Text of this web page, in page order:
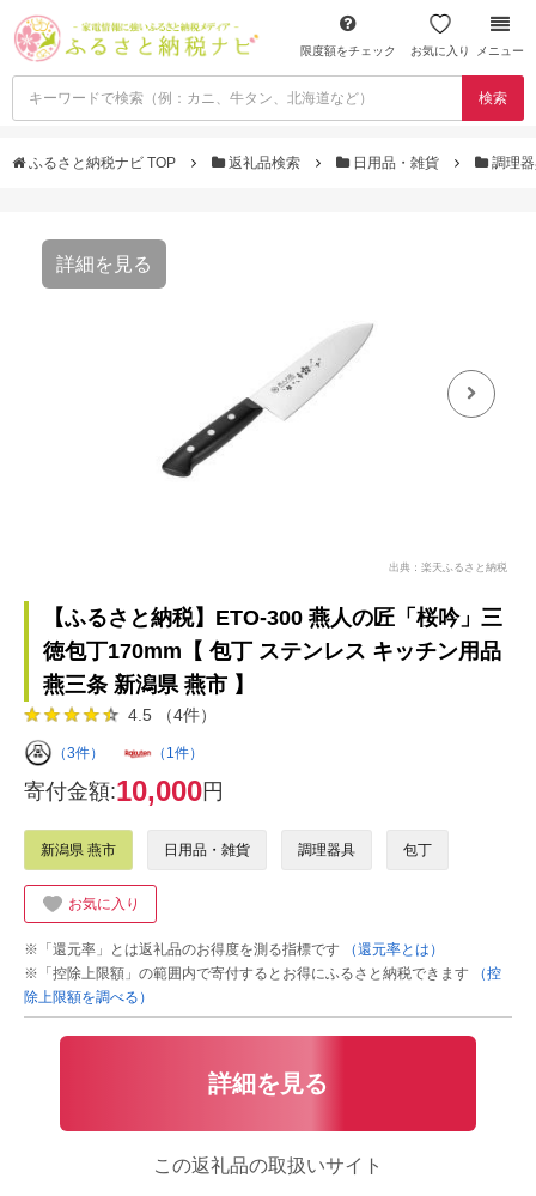
限度額をチェック お気に入り メニュー
検索
ふるさと納税ナビ TOP 返礼品検索 日用品・雑貨 調理
詳細を見る
出典：楽天ふるさと納税
【ふるさと納税】ETO-300 燕人の匠「桜吟」三
徳包丁170mm【 包丁 ステンレス キッチン用品
燕三条 新潟県 燕市 】
4.5 （4件）
（3件） （1件）
寄付金額:10,000円
新潟県 燕市 日用品・雑貨 調理器具 包丁
お気に入り
※「還元率」とは返礼品のお得度を測る指標です
（還元率とは）
※「控除上限額」の範囲内で寄付するとお得にふるさと納税できます
（控
除上限額を調べる）
詳細を見る
この返礼品の取扱いサイト